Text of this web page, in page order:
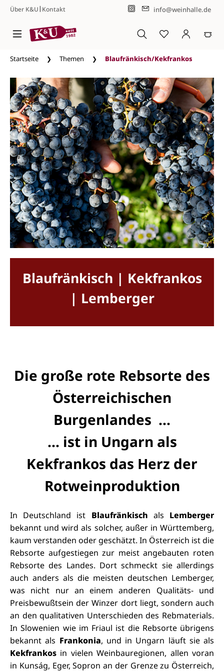
Zum Hauptinhalt springen
Über K&U| Kontakt info@weinhalle.de
Startseite Themen Blaufränkisch/Kekfrankos
Blaufränkisch | Kekfrankos
| Lemberger
Die große rote Rebsorte des
Österreichischen
Burgenlandes ...
... ist in Ungarn als
Kekfrankos das Herz der
Rotweinproduktion
In Deutschland ist Blaufränkisch als Lemberger
bekannt und wird als solcher, außer in Württemberg,
kaum verstanden oder geschätzt. In Österreich ist die
Rebsorte aufgestiegen zur meist angebauten roten
Rebsorte des Landes. Dort schmeckt sie allerdings
auch anders als die meisten deutschen Lemberger,
was nicht nur an einem anderen Qualitäts- und
Preisbewußtsein der Winzer dort liegt, sondern auch
an den qualitativen Unterschieden des Rebmaterials.
In Slowenien wie im Friaul ist die Rebsorte übrigens
bekannt als Frankonia, und in Ungarn läuft sie als
Kekfrankos in vielen Weinbauregionen, allen voran
in Kunság, Eger, Sopron an der Grenze zu Österreich,